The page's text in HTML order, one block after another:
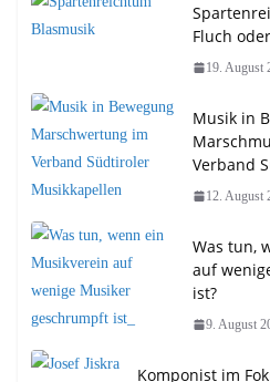
Fluch
19. August
Musik in
Verband
12. August
Was tun,
auf
ist?
9. August
Komponist im